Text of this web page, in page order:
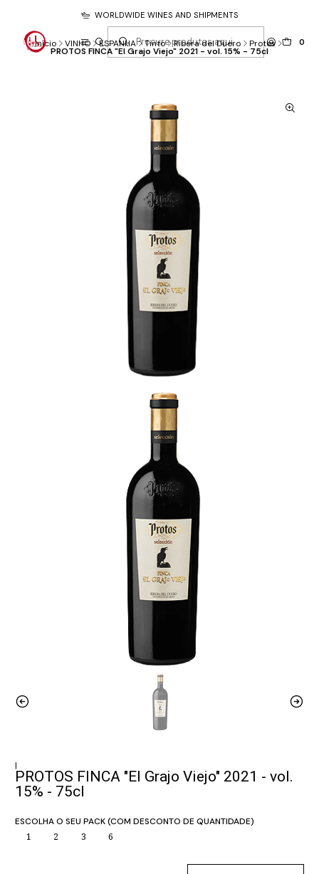
0
WORLDWIDE WINES AND SHIPMENTS
Início VINHO ESPANHA Tinto Ribera del Duero Protos
PROTOS FINCA "El Grajo Viejo" 2021 - vol. 15% - 75cl
|
PROTOS FINCA "El Grajo Viejo" 2021 - vol.
15% - 75cl
ESCOLHA O SEU PACK (COM DESCONTO DE QUANTIDADE)
1 2 3 6